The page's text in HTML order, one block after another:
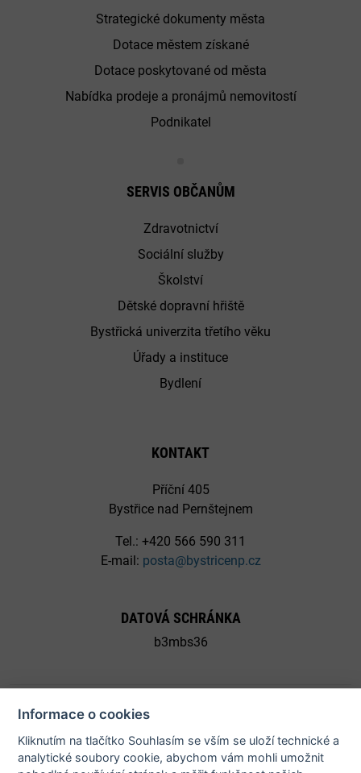
Informace o cookies
Kliknutím na tlačítko Souhlasím se vším se uloží technické a
analytické soubory cookie, abychom vám mohli umožnit
Strategické dokumenty města
Dotace městem získané
Dotace poskytované od města
Nabídka prodeje a pronájmů nemovitostí
Podnikatel
SERVIS OBČANŮM
Zdravotnictví
Sociální služby
Školství
Dětské dopravní hřiště
Bystřická univerzita třetího věku
Úřady a instituce
Bydlení
KONTAKT
Příční 405
Bystřice nad Pernštejnem
Tel.: +420 566 590 311
E-mail: posta@bystricenp.cz
DATOVÁ SCHRÁNKA
b3mbs36
© 2026 Město Bystřice nad Pernštejnem - všechna práva